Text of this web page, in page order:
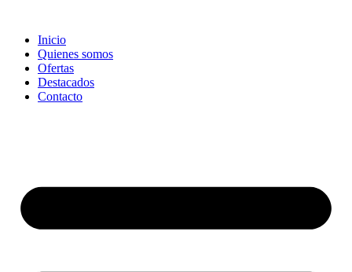
contenido
Inicio
Quienes somos
Ofertas
Destacados
Contacto